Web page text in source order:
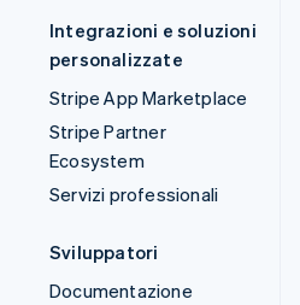
Integrazioni e soluzioni
personalizzate
Stripe App Marketplace
Stripe Partner
Ecosystem
Servizi professionali
Sviluppatori
Documentazione